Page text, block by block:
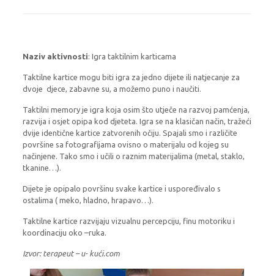
Naziv aktivnosti: Igra taktilnim karticama
Taktilne kartice mogu biti igra za jedno dijete ili natjecanje za
dvoje djece, zabavne su, a možemo puno i naučiti.
Taktilni memory je igra koja osim što utječe na razvoj pamćenja,
razvija i osjet opipa kod djeteta. Igra se na klasičan način, tražeći
dvije identične kartice zatvorenih očiju. Spajali smo i različite
površine sa fotografijama ovisno o materijalu od kojeg su
načinjene. Tako smo i učili o raznim materijalima (metal, staklo,
tkanine…).
Dijete je opipalo površinu svake kartice i uspoređivalo s
ostalima ( meko, hladno, hrapavo…).
Taktilne kartice razvijaju vizualnu percepciju, finu motoriku i
koordinaciju oko –ruka.
Izvor: terapeut – u- kući.com